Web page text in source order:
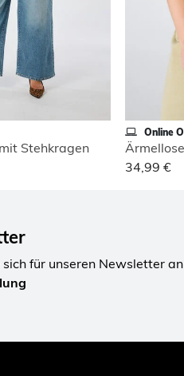
Stehkragen
Online
34,99 €
sich für unseren Newsletter